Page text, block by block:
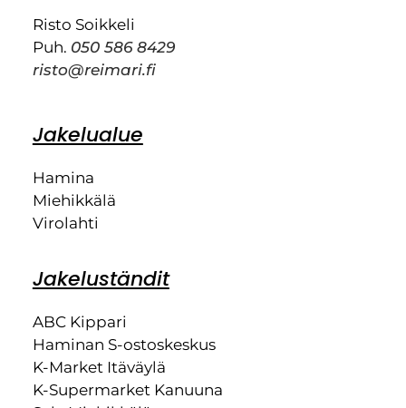
Risto Soikkeli
Puh. 050 586 8429
risto@reimari.fi
Jakelualue
Hamina
Miehikkälä
Virolahti
Jakeluständit
ABC Kippari
Haminan S-ostoskeskus
K-Market Itäväylä
K-Supermarket Kanuuna